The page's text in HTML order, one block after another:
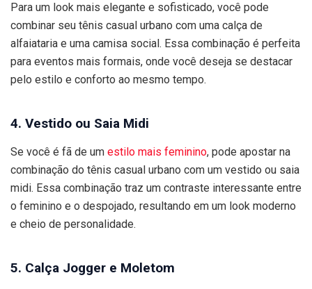
Para um look mais elegante e sofisticado, você pode
combinar seu tênis casual urbano com uma calça de
alfaiataria e uma camisa social. Essa combinação é perfeita
para eventos mais formais, onde você deseja se destacar
pelo estilo e conforto ao mesmo tempo.
4. Vestido ou Saia Midi
Se você é fã de um estilo mais feminino, pode apostar na
combinação do tênis casual urbano com um vestido ou saia
midi. Essa combinação traz um contraste interessante entre
o feminino e o despojado, resultando em um look moderno
e cheio de personalidade.
5. Calça Jogger e Moletom